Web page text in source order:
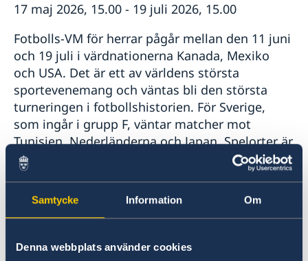
Samtycke Information Om
Denna webbplats använder cookies
Vi är en resurs för svenska företag
Team Sweden
Så kan du få stöd
Anmäl handelshinder
Kalendarium
Nyheter
17 maj 2026, 15.00 - 19 juli 2026, 15.00
Fotbolls-VM för herrar pågår mellan den 11 juni
och 19 juli i värdnationerna Kanada, Mexiko
och USA. Det är ett av världens största
sportevenemang och väntas bli den största
turneringen i fotbollshistorien. För Sverige,
som ingår i grupp F, väntar matcher mot
Tunisien, Nederländerna och Japan. Spelorter är
Monterrey i Mexiko samt Houston och Dallas i
USA.
Klicka här för mer information inför fotbolls-VM
och matcherna i USA